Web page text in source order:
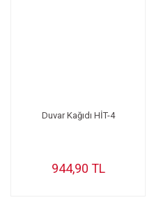
Duvar Kağıdı HİT-4
944,90 TL